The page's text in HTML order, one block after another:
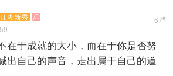
67#
湖新秀 
在于成就的大小，而在于你是否努
出自己的声音，走出属于自己的道